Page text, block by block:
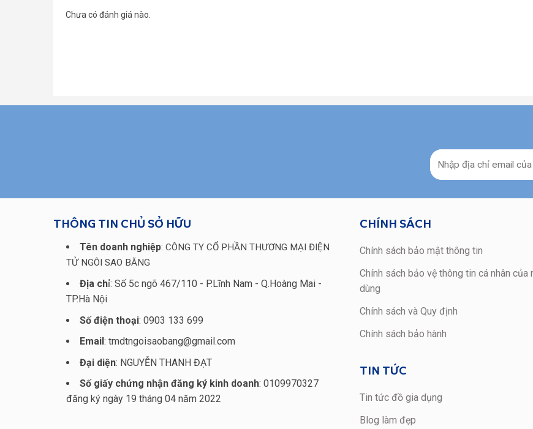
Chưa có đánh giá nào.
THÔNG TIN CHỦ SỞ HỮU
Tên doanh nghiệp: CÔNG TY CỔ PHẦN THƯƠNG MẠI ĐIỆN
TỬ NGÔI SAO BĂNG
Địa chỉ: Số 5c ngõ 467/110 - P.Lĩnh Nam - Q.Hoàng Mai -
TP.Hà Nội
Số điện thoại: 0903 133 699
Email: tmdtngoisaobang@gmail.com
Đại diện: NGUYỄN THANH ĐẠT
Số giấy chứng nhận đăng ký kinh doanh: 0109970327
đăng ký ngày 19 tháng 04 năm 2022
CHÍNH SÁCH
Chính sách bảo mật thông tin
Chính sách bảo vệ thông tin cá nhân của
dùng
Chính sách và Quy định
Chính sách bảo hành
TIN TỨC
Tin tức đồ gia dụng
Blog làm đẹp